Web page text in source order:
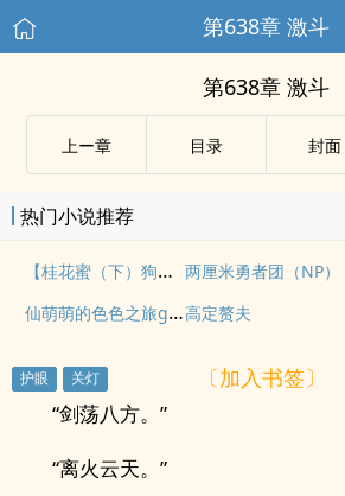
第638章 激斗
第638章 激斗
上ー章 目录 封面
热门小说推荐
【桂花蜜（下）狗尾續貂】 两厘米勇者团（NP）
仙萌萌的色色之旅gl（扶她）后宫高定赘夫
〔加入书签〕
“剑荡八方。”
“离火云天。”